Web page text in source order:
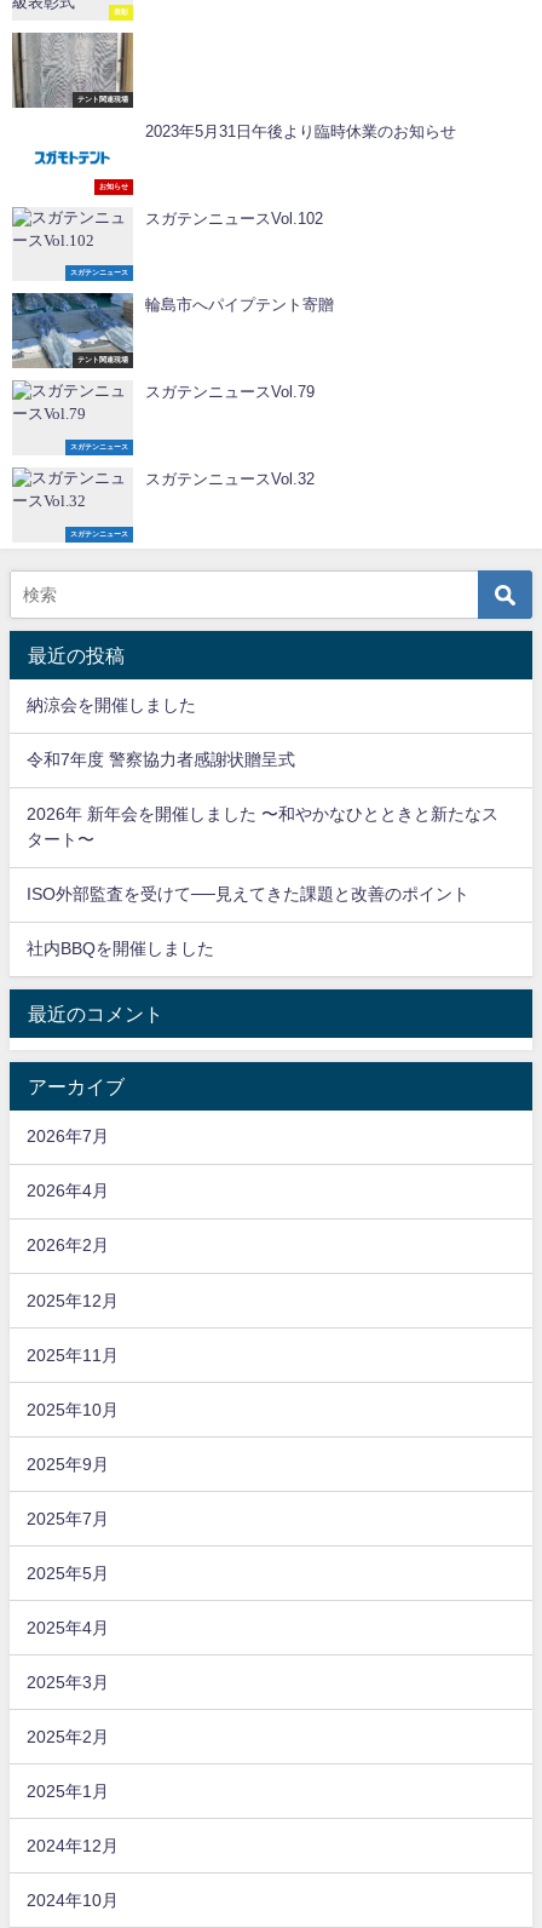
表彰
テント関連現場
お知らせ
2023年5月31日午後より臨時休業のお知らせ
スガテンニュース
スガテンニュースVol.102
テント関連現場
輪島市へパイプテント寄贈
スガテンニュース
スガテンニュースVol.79
スガテンニュース
スガテンニュースVol.32
最近の投稿
納涼会を開催しました
令和7年度 警察協力者感謝状贈呈式
2026年 新年会を開催しました 〜和やかなひとときと新たなス
タート〜
ISO外部監査を受けて──見えてきた課題と改善のポイント
社内BBQを開催しました
最近のコメント
アーカイブ
2026年7月
2026年4月
2026年2月
2025年12月
2025年11月
2025年10月
2025年9月
2025年7月
2025年5月
2025年4月
2025年3月
2025年2月
2025年1月
2024年12月
2024年10月